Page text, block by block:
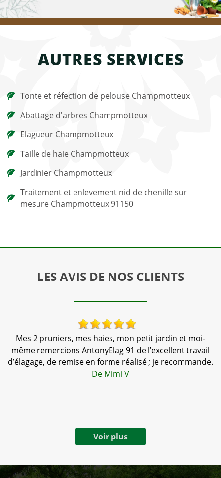
AUTRES SERVICES
Tonte et réfection de pelouse Champmotteux
Abattage d'arbres Champmotteux
Elagueur Champmotteux
Taille de haie Champmotteux
Jardinier Champmotteux
Traitement et enlevement nid de chenille sur
mesure Champmotteux 91150
LES AVIS DE NOS CLIENTS
Mes 2 pruniers, mes haies, mon petit jardin et moi-
même remercions AntonyElag 91 de l’excellent travail
d’élagage, de remise en forme réalisé ; je recommande.
De Mimi V
Voir plus